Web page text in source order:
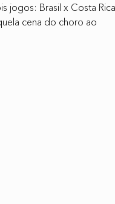
jogos: Brasil x Costa
cena do choro ao